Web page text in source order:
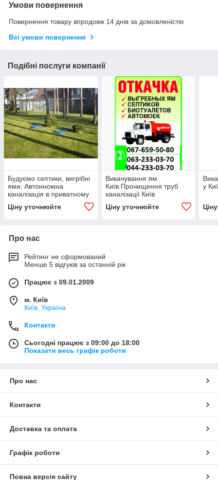
Умови повернення
Повернення товару впродовж 14 днів за домовленістю
Всі умови повернення
Подібні послуги компанії
Будуємо септики, вигрібні
ями, Автонномна
каналізація в приватному
Ціну уточнюйте
Викачування ям
Київ.Прочищення труб
каналізації Київ
Ціну уточнюйте
у
Про нас
Рейтинг не сформований
Менше 5 відгуків за останній рік
Працює з 09.01.2009
м. Київ
Київ, Україна
Контакти
Сьогодні працює з 09:00 до 18:00
Показати весь графік роботи
Про нас
Контакти
Доставка та оплата
Графік роботи
Повна версія сайту